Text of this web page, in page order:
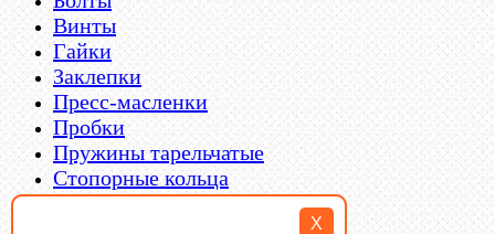
X
Винты
Гайки
Заклепки
Пресс-масленки
Пробки
Пружины тарельчатые
Стопорные кольца
Такелаж